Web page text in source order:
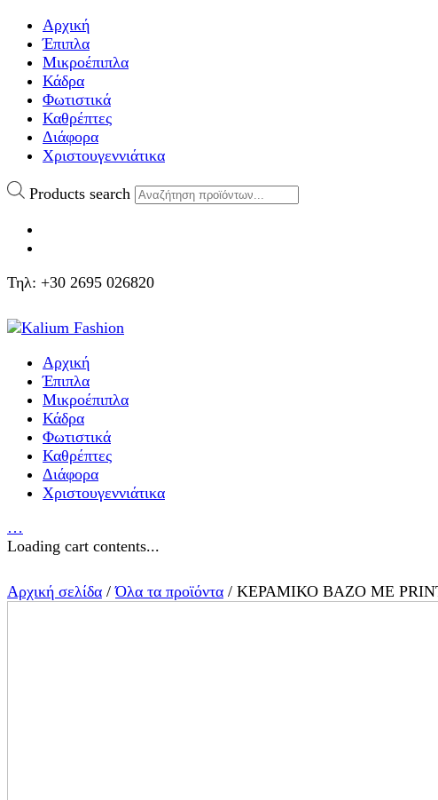
Αρχική
Έπιπλα
Μικροέπιπλα
Κάδρα
Φωτιστικά
Καθρέπτες
Διάφορα
Χριστουγεννιάτικα
Products search
Τηλ: +30 2695 026820
Αρχική
Έπιπλα
Μικροέπιπλα
Κάδρα
Φωτιστικά
Καθρέπτες
Διάφορα
Χριστουγεννιάτικα
…
Loading cart contents...
Αρχική σελίδα /Όλα τα προϊόντα / ΚΕΡΑΜΙΚΟ ΒΑΖΟ ΜΕ